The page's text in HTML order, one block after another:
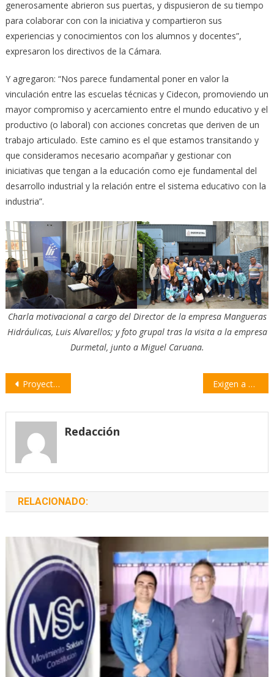
generosamente abrieron sus puertas, y dispusieron de su tiempo
para colaborar con con la iniciativa y compartieron sus
experiencias y conocimientos con los alumnos y docentes”,
expresaron los directivos de la Cámara.
Y agregaron: “Nos parece fundamental poner en valor la
vinculación entre las escuelas técnicas y Cidecon, promoviendo un
mayor compromiso y acercamiento entre el mundo educativo y el
productivo (o laboral) con acciones concretas que deriven de un
trabajo articulado. Este camino es el que estamos transitando y
que consideramos necesario acompañar y gestionar con
iniciativas que tengan a la educación como eje fundamental del
desarrollo industrial y la relación entre el sistema educativo con la
industria”.
Charla motivacional a cargo del Director de la empresa Mangueras
Hidráulicas, Luis Alvarellos; y foto grupal tras la visita a la empresa
Durmetal, junto a Miguel Caruana.
Navegación
entradas
Proyectarán gratis la película «Argentina, 1985» para estudiantes secundarios Exigen a Carolina Losada que denuncie en la Justicia supuesta venta de bebés en Rosario
Redacción
RELACIONADO: